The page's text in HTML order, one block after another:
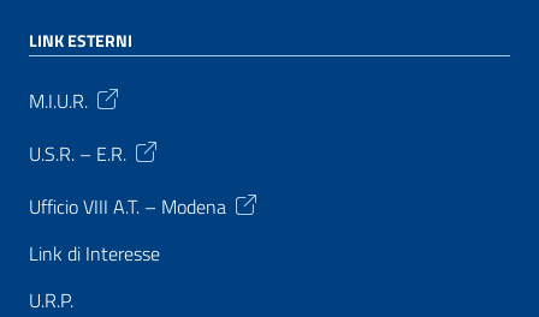
LINK ESTERNI
M.I.U.R.
U.S.R. – E.R.
Ufficio VIII A.T. – Modena
Link di Interesse
U.R.P.